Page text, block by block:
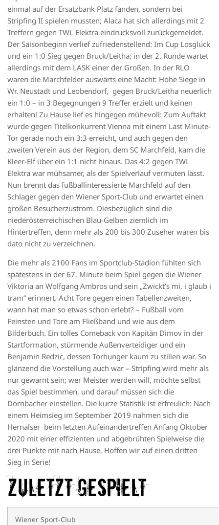
einmal auf der Ersatzbank Platz fanden, sondern bei
Stripfing II spielen mussten; Alaca hat sich allerdings mit 2
Treffern gegen TWL Elektra eindrucksvoll zurückgemeldet.
Der Saisonbeginn verlief zufriedenstellend: Im Cup Losglück
und ein 1:0 Sieg gegen Bruck/Leitha; in der 2. Runde wartet
allerdings mit dem LASK einer der Großen. In der RLO
waren die Marchfelder auswärts eine Macht: Hohe Siege in
Wr. Neustadt und Leobendorf, gegen Bruck/Leitha neuerlich
ein 1:0 – in 3 Begegnungen 9 Treffer erzielt und keinen
erhalten! Zu Hause lief es hingegen mühevoll: Zum Auftakt
wurde gegen Titelkonkurrent Vienna mit einem Last Minute-
Tor gerade noch ein 3:3 erreicht, und auch gegen den
zweiten Verein aus der Region, dem SC Marchfeld, kam die
Kleer-Elf über ein 1:1 nicht hinaus. Das 4:2 gegen TWL
Elektra war mühsamer, als der Spielverlauf vermuten lässt.
Nun brennt das fußballinteressierte Marchfeld auf den
Schlager gegen den Wiener Sport-Club und erwartet einen
großen Besucherzustrom. Diesbezüglich sind die
niederösterreichischen Blau-Gelben ziemlich im
Hintertreffen, denn mehr als 200 bis 300 Zuseher waren bis
dato nicht zu verzeichnen.
Die mehr als 2100 Fans im Sportclub-Stadion fühlten sich
spätestens in der 67. Minute beim Spiel gegen die Wiener
Viktoria an Wolfgang Ambros und sein „Zwickt’s mi, i glaub i
tram“ erinnert. Acht Tore gegen einen Tabellenzweiten,
wann hat man so etwas schon erlebt? – Fußball vom
Feinsten und Tore am Fließband und wie aus dem
Bilderbuch. Ein tolles Comeback von Kapitän Dimov in der
Startformation, stürmende Außenverteidiger und ein
Benjamin Redzic, dessen Torhunger kaum zu stillen war. So
glänzend die Vorstellung auch war – Stripfing wird mehr als
nur gewarnt sein; wer Meister werden will, möchte selbst
das Spiel bestimmen, und darauf müssen sich die
Dornbacher einstellen. Die kurze Statistik ist erfreulich: Nach
einem Heimsieg im September 2019 nahmen sich die
Hernalser beim letzten Aufeinandertreffen Anfang Oktober
2020 mit einer effizienten und abgebrühten Spielweise die
drei Punkte mit nach Hause. Hoffen wir auf einen dritten
Sieg in Serie!
Zuletzt gespielt
Wiener Sport-Club